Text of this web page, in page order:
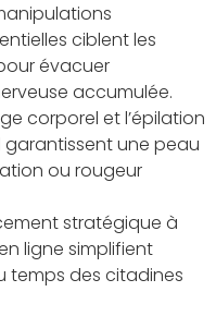
ciblent les
évacuer
accumulée.
corporel et l’épilation
une peau
ou rougeur
stratégique à
ligne simplifient
temps des citadines